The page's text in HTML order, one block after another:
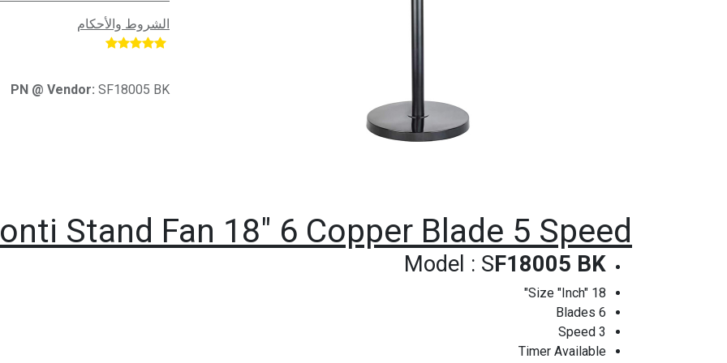
الشروط والأحكام
PN @ Vendor: SF18005 BK
Stand Fan 18" 6 Copper Blade 5 Speed
Model : SF18005 BK
Size "Inch" 18"
Blades 6
Speed 3
Timer Available